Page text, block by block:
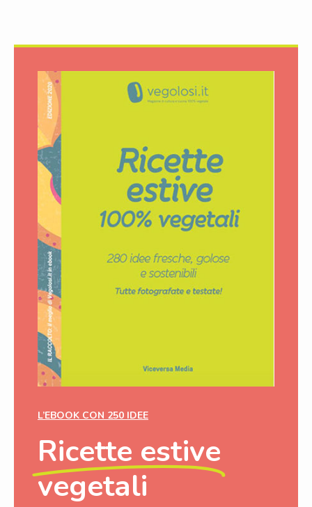
L’EBOOK CON 250 IDEE
Ricette estive
vegetali